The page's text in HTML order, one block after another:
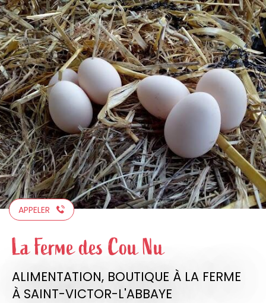
Aller
au
contenu
principal
APPELER
La Ferme des Cou Nu
ALIMENTATION, BOUTIQUE À LA FERME
À SAINT-VICTOR-L'ABBAYE